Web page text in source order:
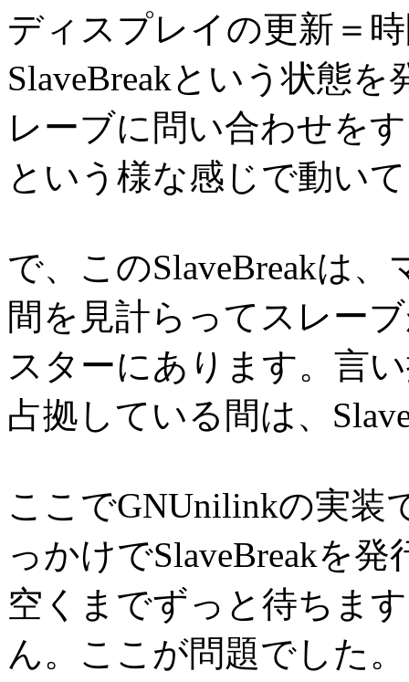
ディスプレイの更新＝
SlaveBreakという状態
レーブに問い合わせを
という様な感じで動い
で、このSlaveBreakは
間を見計らってスレー
スターにあります。言
占拠している間は、
ここでGNUnilinkの実装
っかけでSlaveBreakを
空くまでずっと待ちま
ん。ここが問題でした。